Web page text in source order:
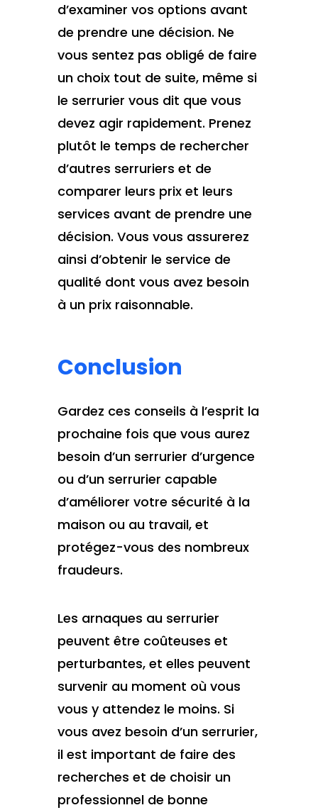
d’examiner vos options avant
de prendre une décision. Ne
vous sentez pas obligé de faire
un choix tout de suite, même si
le serrurier vous dit que vous
devez agir rapidement. Prenez
plutôt le temps de rechercher
d’autres serruriers et de
comparer leurs prix et leurs
services avant de prendre une
décision. Vous vous assurerez
ainsi d’obtenir le service de
qualité dont vous avez besoin
à un prix raisonnable.
Conclusion
Gardez ces conseils à l’esprit la
prochaine fois que vous aurez
besoin d’un serrurier d’urgence
ou d’un serrurier capable
d’améliorer votre sécurité à la
maison ou au travail, et
protégez-vous des nombreux
fraudeurs.
Les arnaques au serrurier
peuvent être coûteuses et
perturbantes, et elles peuvent
survenir au moment où vous
vous y attendez le moins. Si
vous avez besoin d’un serrurier,
il est important de faire des
recherches et de choisir un
professionnel de bonne